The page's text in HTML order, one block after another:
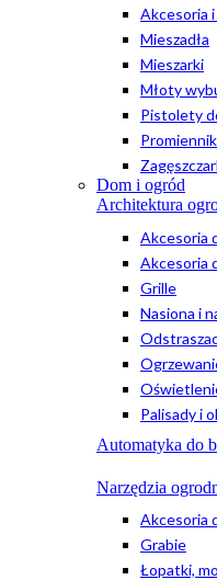
Akcesoria
Mieszadła
Mieszarki
Młoty
Pistolety
Dom i ogród
Architektura
Akcesoria
Akcesoria
Grille
Nasiona i
Palisady i
Automatyka do
Narzędzia
Akcesoria
Grabie
Łopatki,